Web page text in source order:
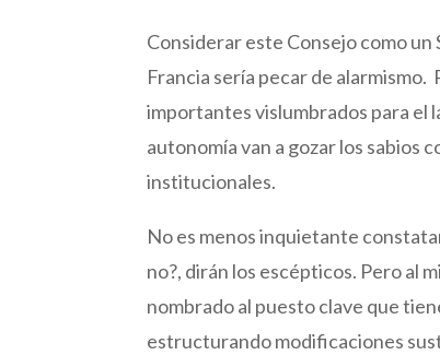
Considerar este Consejo como
Francia sería pecar de
importantes vislumbrados para el
autonomía van a gozar los sabios
institucionales.
No es menos inquietante
no?, dirán los escépticos. Pero al
nombrado al puesto clave que
estructurando modificaciones